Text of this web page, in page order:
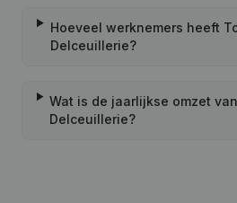
Hoeveel werknemers heeft
Delceuillerie?
Wat is de jaarlijkse omzet
Delceuillerie?